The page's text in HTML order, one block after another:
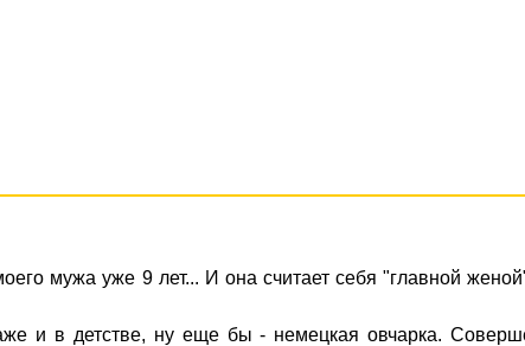
мужа уже 9 лет... И она считает себя "главной
и в детстве, ну еще бы - немецкая овчарка.